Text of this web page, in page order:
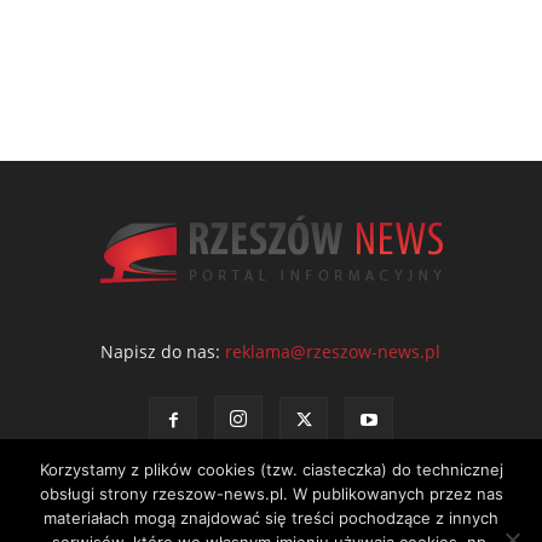
Napisz do nas: reklama@rzeszow-news.pl
Korzystamy z plików cookies (tzw. ciasteczka) do technicznej
obsługi strony rzeszow-news.pl. W publikowanych przez nas
materiałach mogą znajdować się treści pochodzące z innych